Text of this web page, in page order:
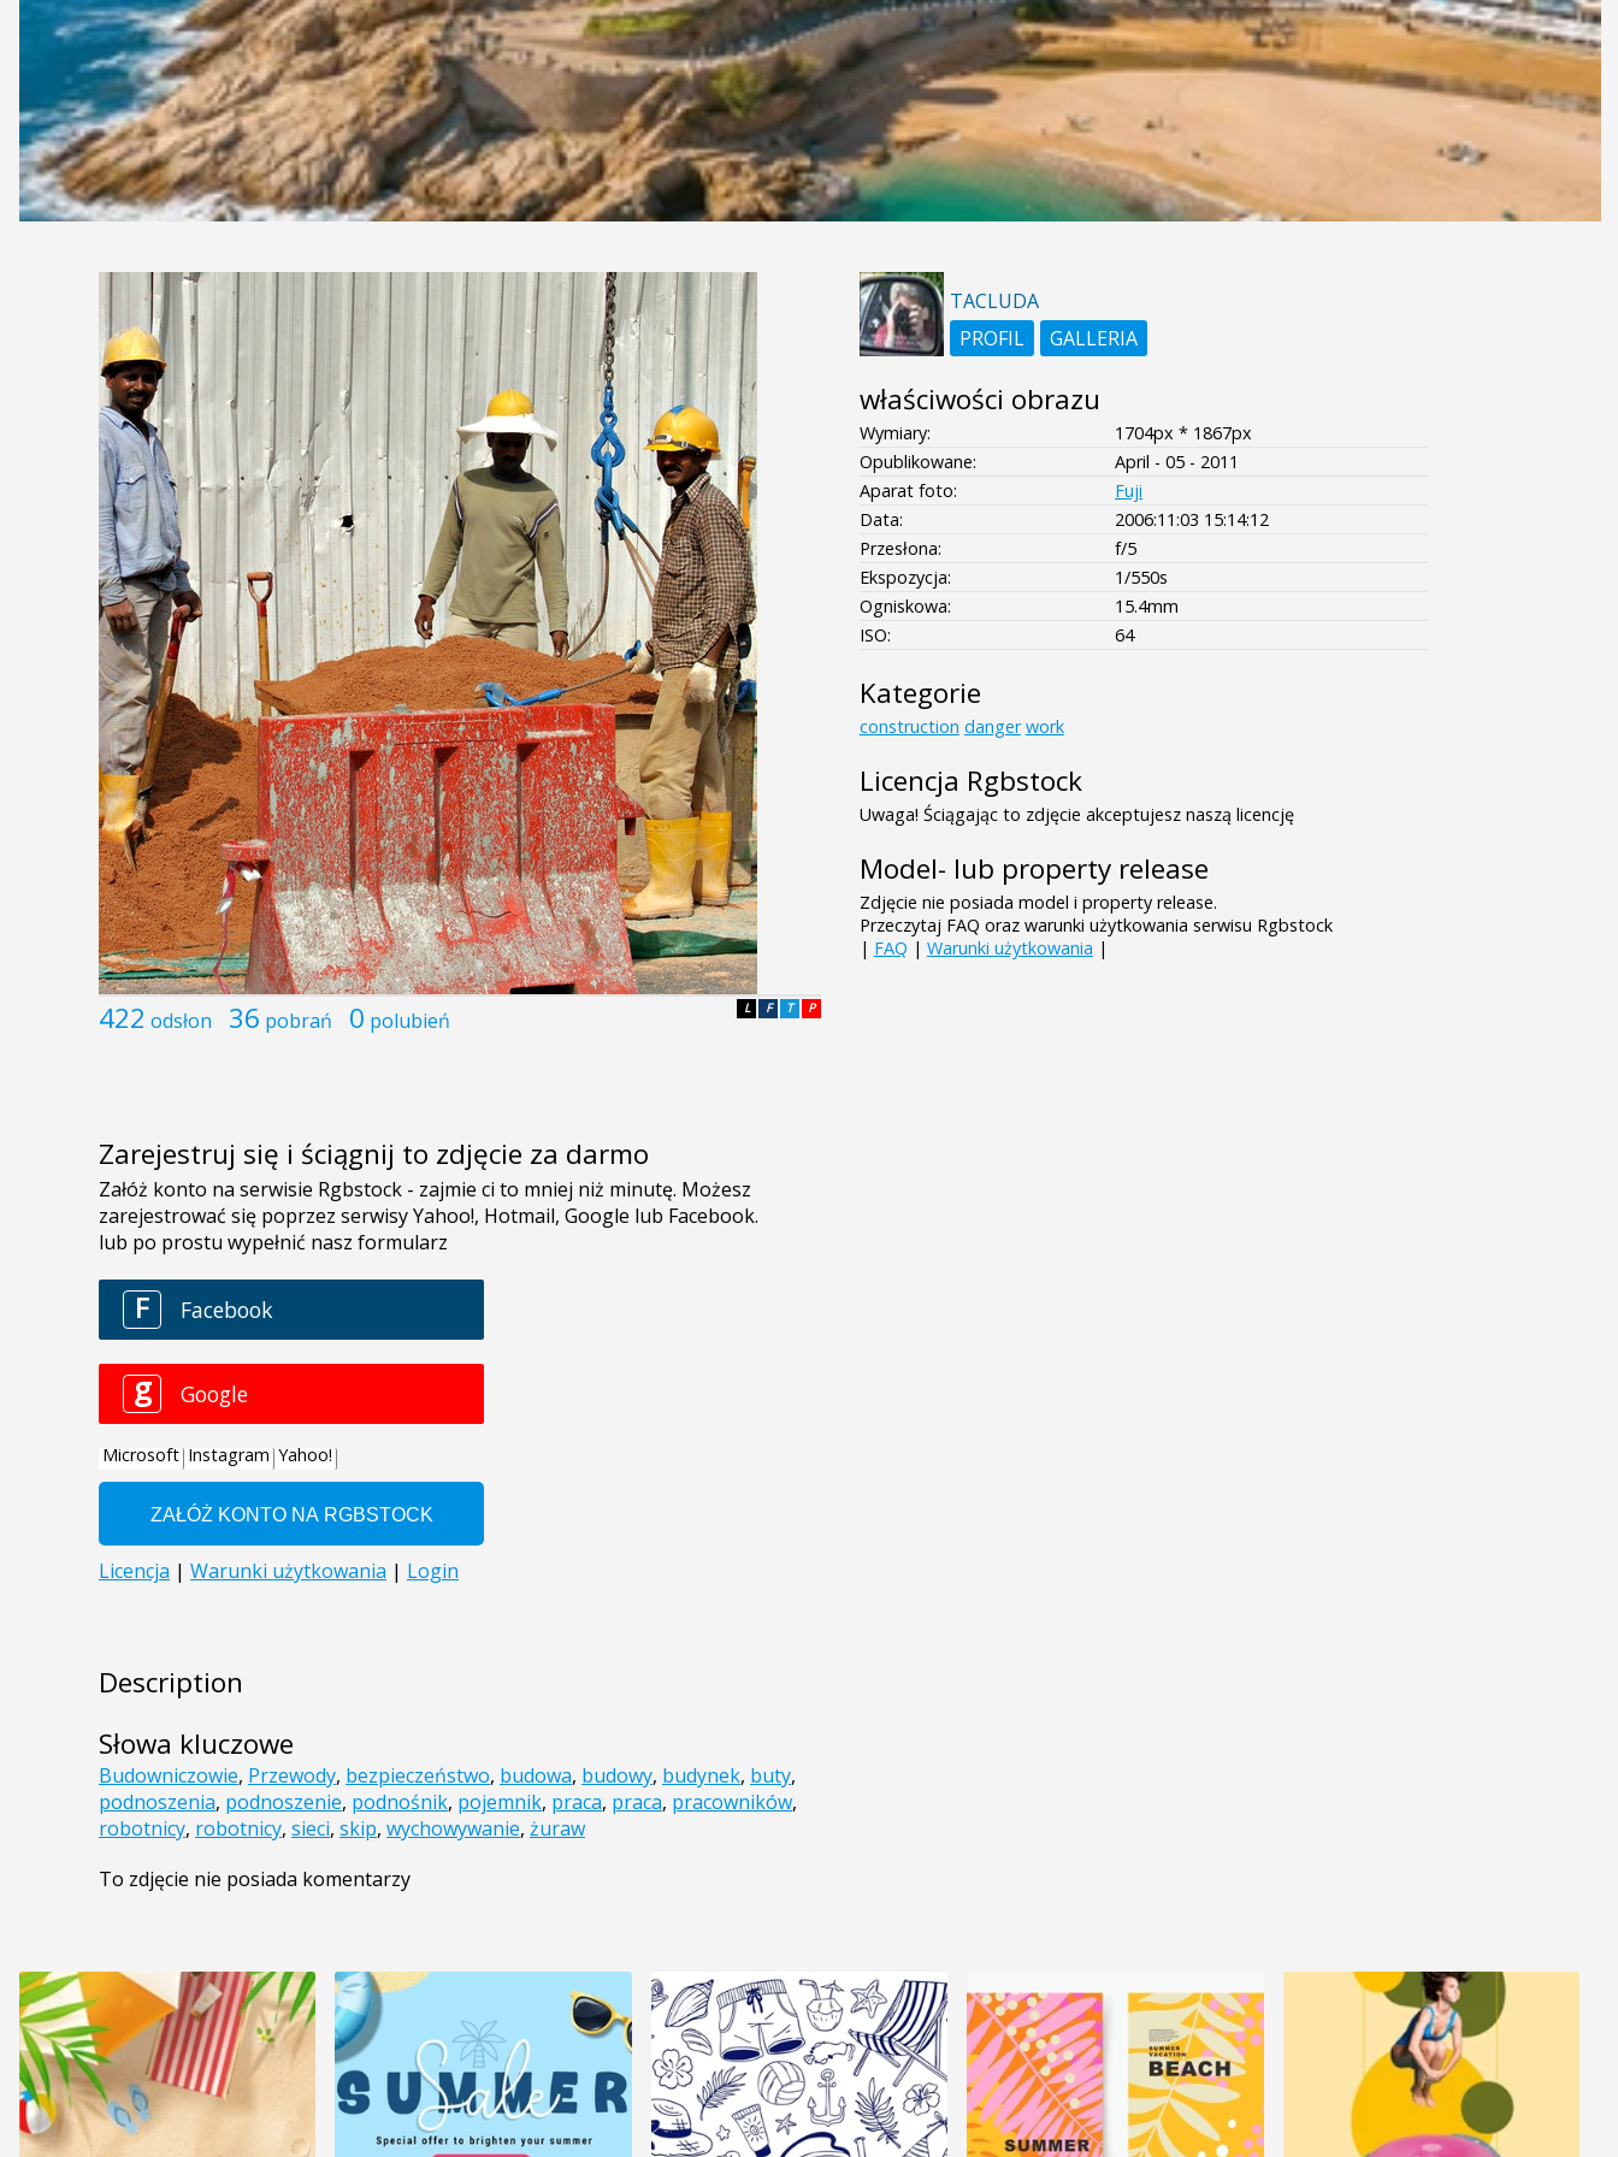
422 odsłon 36 pobrań 0 polubień P
T
F
L
Zarejestruj się i ściągnij to zdjęcie za darmo
Description
Słowa kluczowe
Budowniczowie, Przewody, bezpieczeństwo, budowa, budowy, budynek, buty,
podnoszenia, podnoszenie, podnośnik, pojemnik, praca, praca, pracowników,
robotnicy, robotnicy, sieci, skip, wychowywanie, żuraw
To zdjęcie nie posiada komentarzy
TACLUDA
PROFIL
GALLERIA
właściwości obrazu
Wymiary:
1704px * 1867px
Opublikowane:
April - 05 - 2011
Aparat foto:
Fuji
Data:
2006:11:03 15:14:12
Przesłona:
f/5
Ekspozycja:
1/550s
Ogniskowa:
15.4mm
ISO:
64
Kategorie
construction danger work
Licencja Rgbstock
Uwaga! Ściągając to zdjęcie akceptujesz naszą licencję
Model- lub property release
Zdjęcie nie posiada model i property release.
Przeczytaj FAQ oraz warunki użytkowania serwisu Rgbstock
| FAQ | Warunki użytkowania |